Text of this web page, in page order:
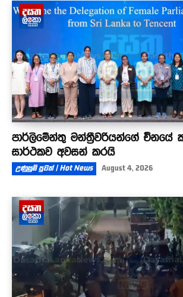
පාර්ලිමේන්තු මන්ත්‍රීවරියන්ගේ චීනයේ
සාර්ථකව අවසන් කරයි
උණුසුම් පුවත් | Hot News August 4, 2026